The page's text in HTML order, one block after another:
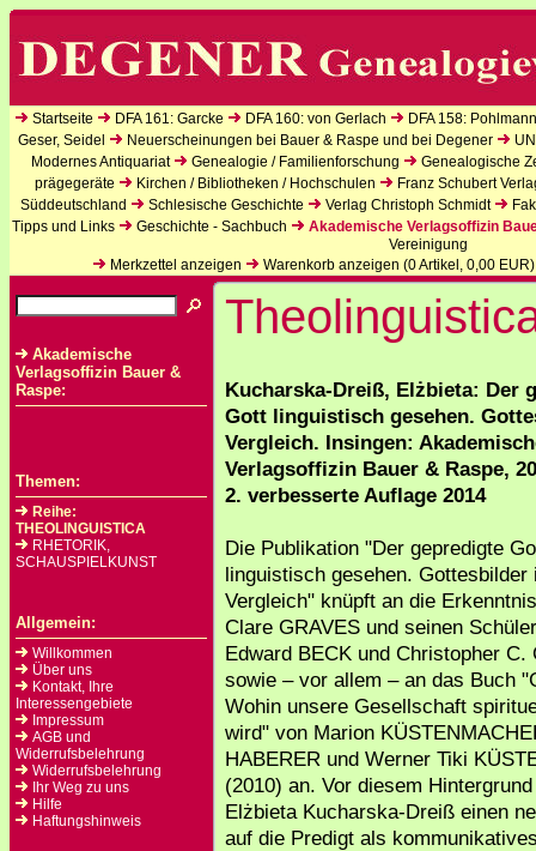
Startseite DFA 161: Garcke DFA 160: von Gerlach
DFA 158:
Geser, Seidel
Neuerscheinungen bei Bauer & Raspe und bei Degener
Modernes Antiquariat
Genealogie / Familienforschung
Genealogische
prägegeräte
Kirchen / Bibliotheken / Hochschulen
Franz Schubert
Süddeutschland
Schlesische Geschichte Verlag Christoph Schmidt
Tipps und Links
Geschichte - Sachbuch
Akademische Verlagsoffizin
Vereinigung
Merkzettel anzeigen
Warenkorb anzeigen (0Artikel, 0,00 EUR)
Akademische
Verlagsoffizin Bauer &
Raspe:
Themen:
Reihe:
THEOLINGUISTICA
RHETORIK,
SCHAUSPIELKUNST
Allgemein:
Willkommen
Über uns
Kontakt, Ihre
Interessengebiete
Impressum
AGB und
Widerrufsbelehrung
Widerrufsbelehrung
Ihr Weg zu uns
Hilfe
Haftungshinweis
Kucharska-Dreiß, Elżbieta: Der
Gott linguistisch gesehen.
Vergleich. Insingen:
Verlagsoffizin Bauer & Raspe,
2. verbesserte Auflage 2014
Die Publikation "Der gepredigte
linguistisch gesehen. Gottesbilder
Vergleich" knüpft an die
Clare GRAVES und seinen
Edward BECK und Christopher C.
sowie – vor allem – an das Buch
Wohin unsere Gesellschaft
wird" von Marion
HABERER und Werner Tiki
(2010) an. Vor diesem
Elżbieta Kucharska-Dreiß einen
auf die Predigt als